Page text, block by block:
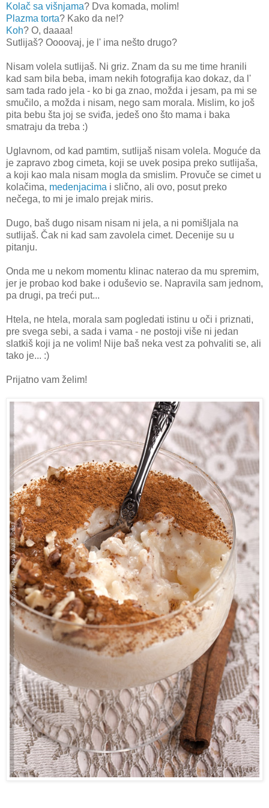
Kolač sa višnjama? Dva komada, molim!
Plazma torta? Kako da ne!?
Koh? O, daaaa!
Sutlijaš? Oooovaj, je l' ima nešto drugo?
Nisam volela sutlijaš. Ni griz. Znam da su me time hranili
kad sam bila beba, imam nekih fotografija kao dokaz, da l'
sam tada rado jela - ko bi ga znao, možda i jesam, pa mi se
smučilo, a možda i nisam, nego sam morala. Mislim, ko još
pita bebu šta joj se sviđa, jedeš ono što mama i baka
smatraju da treba :)
Uglavnom, od kad pamtim, sutlijaš nisam volela. Moguće da
je zapravo zbog cimeta, koji se uvek posipa preko sutlijaša,
a koji kao mala nisam mogla da smislim. Provuče se cimet u
kolačima, medenjacima i slično, ali ovo, posut preko
nečega, to mi je imalo prejak miris.
Dugo, baš dugo nisam nisam ni jela, a ni pomišljala na
sutlijaš. Čak ni kad sam zavolela cimet. Decenije su u
pitanju.
Onda me u nekom momentu klinac naterao da mu spremim,
jer je probao kod bake i oduševio se. Napravila sam jednom,
pa drugi, pa treći put...
Htela, ne htela, morala sam pogledati istinu u oči i priznati,
pre svega sebi, a sada i vama - ne postoji više ni jedan
slatkiš koji ja ne volim! Nije baš neka vest za pohvaliti se, ali
tako je... :)
Prijatno vam želim!